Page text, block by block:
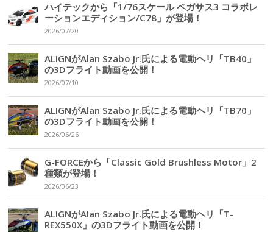
ハイテックから「1/76スケール ペガサス3 コラボレ
ーションエディション/C78」が登場！
2026/07/20
ALIGNがAlan Szabo Jr.氏による電動ヘリ「TB40」
の3Dフライト動画を公開！
2026/07/10
ALIGNがAlan Szabo Jr.氏による電動ヘリ「TB70」
の3Dフライト動画を公開！
2026/06/26
G-FORCEから「Classic Gold Brushless Motor」2
種類が登場！
2026/06/23
ALIGNがAlan Szabo Jr.氏による電動ヘリ「T-
REX550X」の3Dフライト動画を公開！